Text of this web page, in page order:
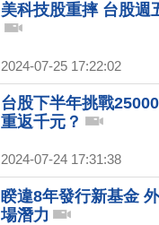
美科技股重摔 台股週
2024-07-25 17:22:02
台股下半年挑戰
重返千元？
2024-07-24 17:31:38
睽違8年發行新基金
場潛力